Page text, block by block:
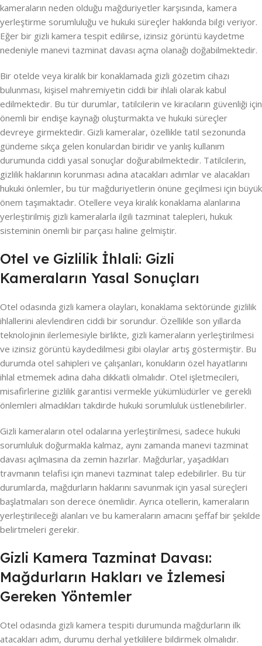
kameraların neden olduğu mağduriyetler karşısında, kamera
yerleştirme sorumluluğu ve hukuki süreçler hakkında bilgi veriyor.
Eğer bir gizli kamera tespit edilirse, izinsiz görüntü kaydetme
nedeniyle manevi tazminat davası açma olanağı doğabilmektedir.
Bir otelde veya kiralık bir konaklamada gizli gözetim cihazı
bulunması, kişisel mahremiyetin ciddi bir ihlali olarak kabul
edilmektedir. Bu tür durumlar, tatilcilerin ve kiracıların güvenliği için
önemli bir endişe kaynağı oluşturmakta ve hukuki süreçler
devreye girmektedir. Gizli kameralar, özellikle tatil sezonunda
gündeme sıkça gelen konulardan biridir ve yanlış kullanım
durumunda ciddi yasal sonuçlar doğurabilmektedir. Tatilcilerin,
gizlilik haklarının korunması adına atacakları adımlar ve alacakları
hukuki önlemler, bu tür mağduriyetlerin önüne geçilmesi için büyük
önem taşımaktadır. Otellere veya kiralık konaklama alanlarına
yerleştirilmiş gizli kameralarla ilgili tazminat talepleri, hukuk
sisteminin önemli bir parçası haline gelmiştir.
Otel ve Gizlilik İhlali: Gizli
Kameraların Yasal Sonuçları
Otel odasında gizli kamera olayları, konaklama sektöründe gizlilik
ihlallerini alevlendiren ciddi bir sorundur. Özellikle son yıllarda
teknolojinin ilerlemesiyle birlikte, gizli kameraların yerleştirilmesi
ve izinsiz görüntü kaydedilmesi gibi olaylar artış göstermiştir. Bu
durumda otel sahipleri ve çalışanları, konukların özel hayatlarını
ihlal etmemek adına daha dikkatli olmalıdır. Otel işletmecileri,
misafirlerine gizlilik garantisi vermekle yükümlüdürler ve gerekli
önlemleri almadıkları takdirde hukuki sorumluluk üstlenebilirler.
Gizli kameraların otel odalarına yerleştirilmesi, sadece hukuki
sorumluluk doğurmakla kalmaz, aynı zamanda manevi tazminat
davası açılmasına da zemin hazırlar. Mağdurlar, yaşadıkları
travmanın telafisi için manevi tazminat talep edebilirler. Bu tür
durumlarda, mağdurların haklarını savunmak için yasal süreçleri
başlatmaları son derece önemlidir. Ayrıca otellerin, kameraların
yerleştirileceği alanları ve bu kameraların amacını şeffaf bir şekilde
belirtmeleri gerekir.
Gizli Kamera Tazminat Davası:
Mağdurların Hakları ve İzlemesi
Gereken Yöntemler
Otel odasında gizli kamera tespiti durumunda mağdurların ilk
atacakları adım, durumu derhal yetkililere bildirmek olmalıdır.